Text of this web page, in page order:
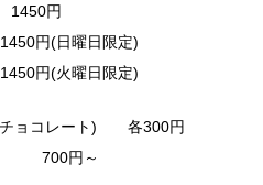
円
円(日曜日限定)
円(火曜日限定)
(チョコレート) 各300円
700円～